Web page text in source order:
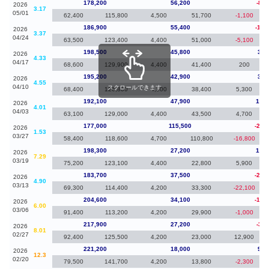
2026
05/01
3.17
178,200 56,200
-
62,400
115,800 4,500 51,700 -1,100
2026
04/24
3.37
186,900 55,400
-
63,500
123,400 4,400 51,000 -5,100
2026
04/17
4.33
198,500 45,800
68,600
129,900 4,400 41,400 200
2026
04/10
4.55
195,200 42,900
68,400
126,800 4,500 38,400 5,300
2026
04/03
4.01
192,100 47,900
63,100
129,000 4,400 43,500 4,700
2026
03/27
1.53
177,000 115,500
-
58,400
118,600 4,700 110,800 -16,800
2026
03/19
7.29
198,300 27,200
75,200
123,100 4,400 22,800 5,900
2026
03/13
4.90
183,700 37,500
-
69,300
114,400 4,200 33,300 -22,100
2026
03/06
6.00
204,600 34,100
-
91,400
113,200 4,200 29,900 -1,000
2026
02/27
8.01
217,900 27,200
-
92,400
125,500 4,200 23,000 12,900
2026
02/20
12.3
221,200 18,000
79,500
141,700 4,200 13,800 -2,300
スクロールできます